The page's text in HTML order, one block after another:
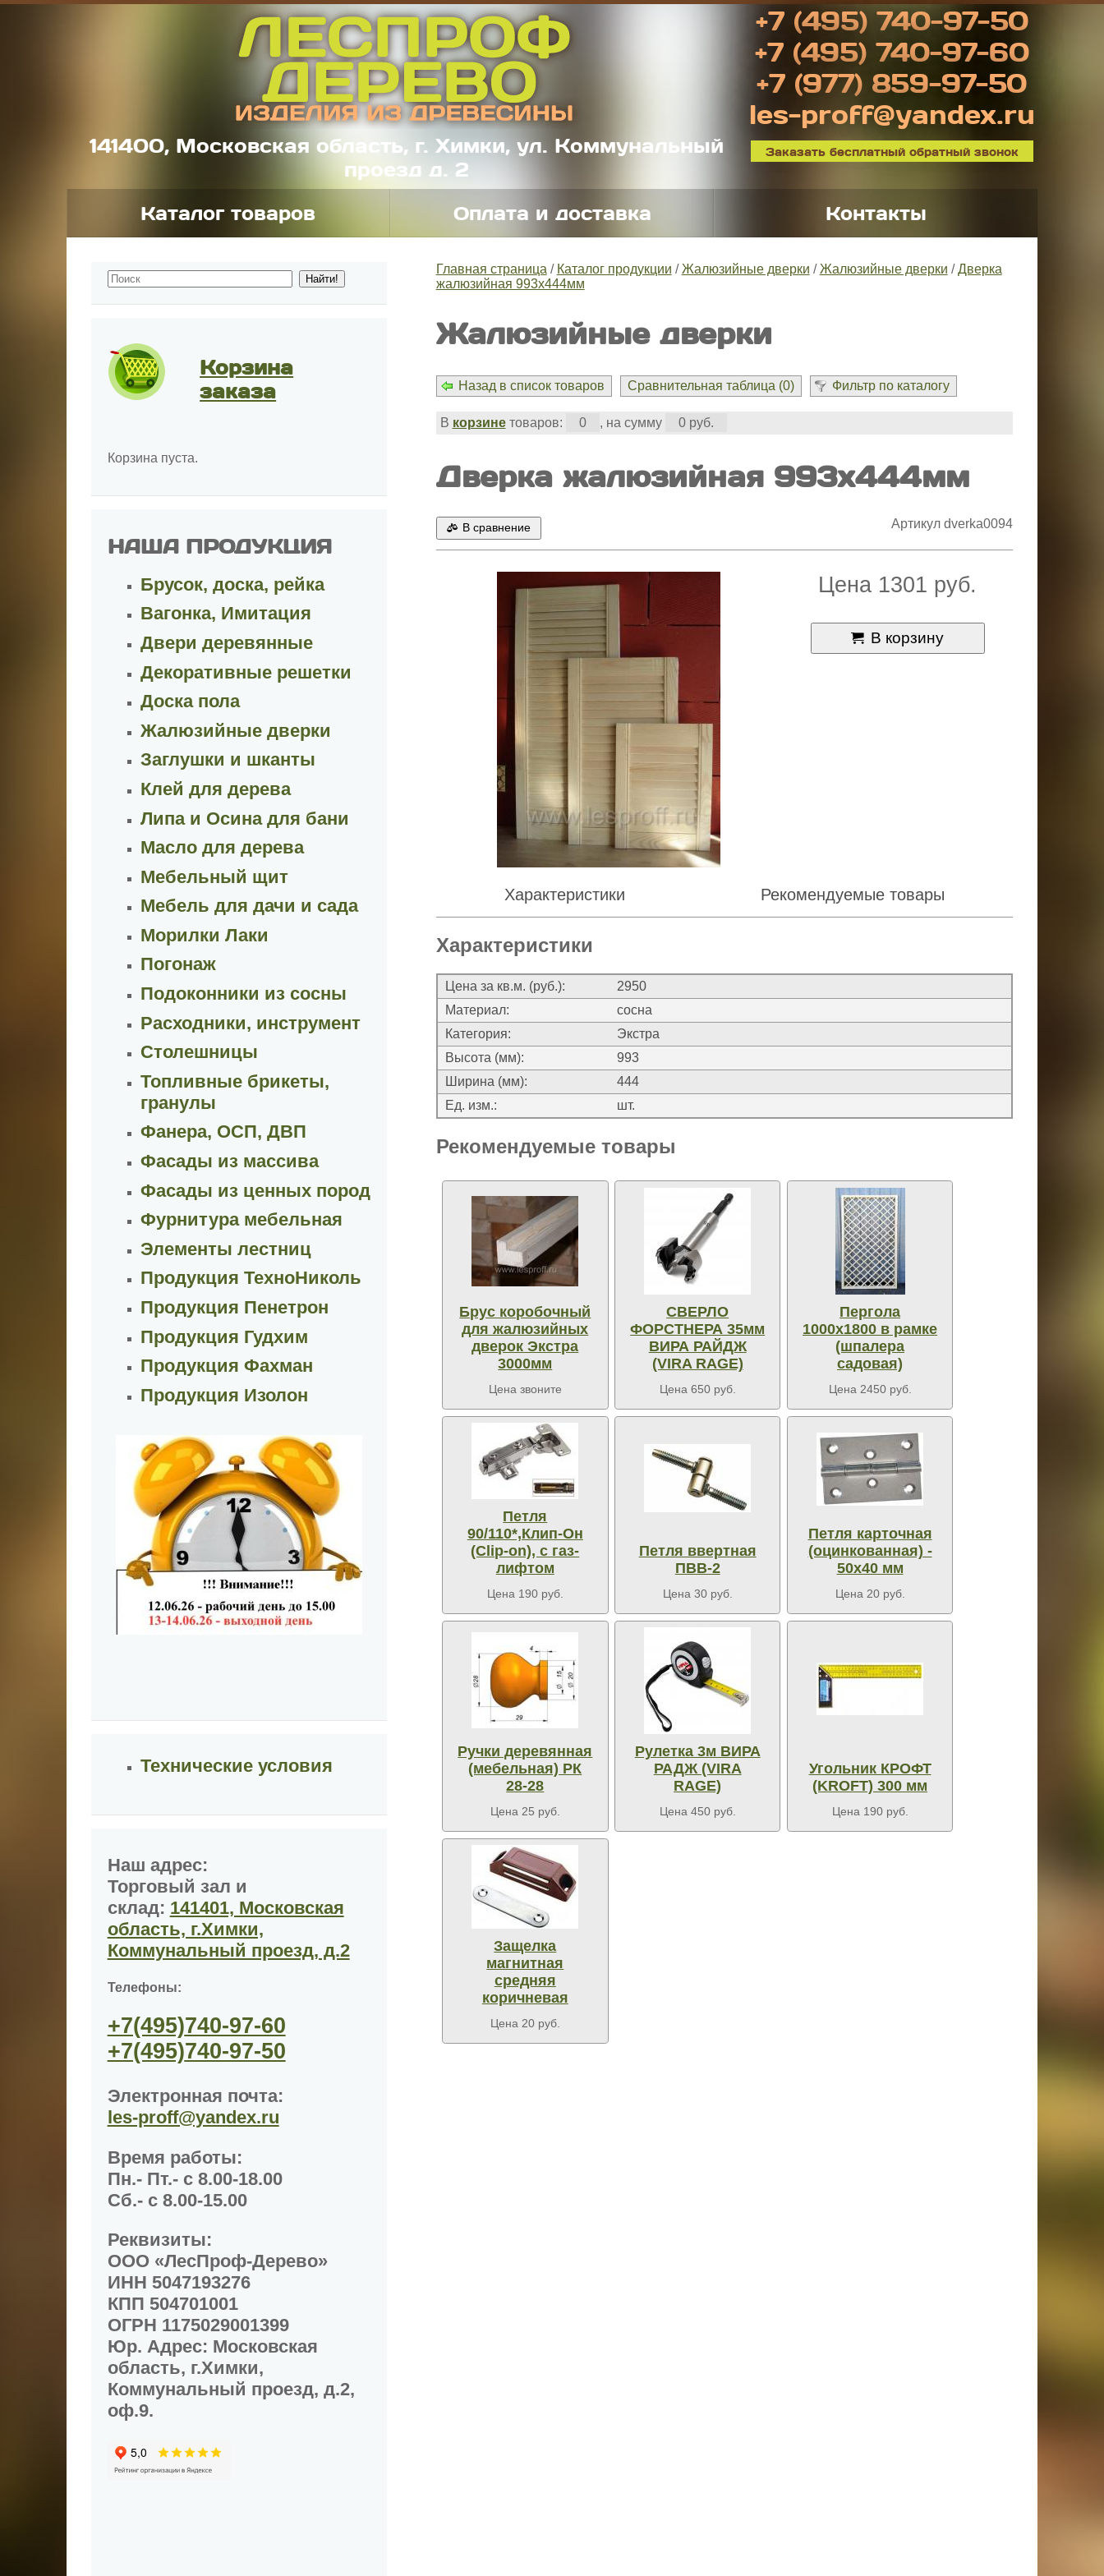
141400, Московская область, г. Химки, ул. Коммунальный
проезд д. 2
+7 (495) 740-97-50
+7 (495) 740-97-60
+7 (977) 859-97-50
les-proff@yandex.ru
Заказать бесплатный обратный звонок
Каталог товаров Оплата и доставка Контакты
Главная страница / Каталог продукции /Жалюзийные дверки /Жалюзийные дверки /Дверка
жалюзийная 993x444мм
Жалюзийные дверки
Назад в список товаров Сравнительная таблица (0) Фильтр по каталогу
В корзинетоваров: 0 , на сумму 0 руб.
Дверка жалюзийная 993x444мм
В сравнение Артикул dverka0094
Цена 1301 руб.
В корзину
Характеристики Рекомендуемые товары
Характеристики
Цена за кв.м. (руб.):
2950
Материал:
сосна
Категория:
Экстра
Высота (мм):
993
Ширина (мм):
444
Ед. изм.:
шт.
Рекомендуемые товары
Брус коробочный
для жалюзийных
дверок Экстра
3000мм
Цена звоните
СВЕРЛО
ФОРСТНЕРА 35мм
ВИРА РАЙДЖ
(VIRA RAGE)
Цена 650 руб.
Пергола
1000х1800 в рамке
(шпалера
садовая)
Цена 2450 руб.
Петля
90/110*,Клип-Он
(Clip-on), с газ-
лифтом
Цена 190 руб.
Петля ввертная
ПВВ-2
Цена 30 руб.
Петля карточная
(оцинкованная) -
50х40 мм
Цена 20 руб.
Ручки деревянная
(мебельная) РК
28-28
Цена 25 руб.
Рулетка 3м ВИРА
РАДЖ (VIRA
RAGE)
Цена 450 руб.
Угольник КРОФТ
(KROFT) 300 мм
Цена 190 руб.
Защелка
магнитная
средняя
коричневая
Цена 20 руб.
Корзина
заказа
Корзина пуста.
НАША ПРОДУКЦИЯ
Брусок, доска, рейка
Вагонка, Имитация
Двери деревянные
Декоративные решетки
Доска пола
Жалюзийные дверки
Заглушки и шканты
Клей для дерева
Липа и Осина для бани
Масло для дерева
Мебельный щит
Мебель для дачи и сада
Морилки Лаки
Погонаж
Подоконники из сосны
Расходники, инструмент
Столешницы
Топливные брикеты,
гранулы
Фанера, ОСП, ДВП
Фасады из массива
Фасады из ценных пород
Фурнитура мебельная
Элементы лестниц
Продукция ТехноНиколь
Продукция Пенетрон
Продукция Гудхим
Продукция Фахман
Продукция Изолон
Технические условия
Наш адрес:
Торговый зал и
склад: 141401, Московская
область, г.Химки,
Коммунальный проезд, д.2
Телефоны:
+7(495)740-97-60
+7(495)740-97-50
Электронная почта:
les-proff@yandex.ru
Время работы:
Пн.- Пт.- с 8.00-18.00
Сб.- с 8.00-15.00
Реквизиты:
ООО «ЛесПроф-Дерево»
ИНН 5047193276
КПП 504701001
ОГРН 1175029001399
Юр. Адрес: Московская
область, г.Химки,
Коммунальный проезд, д.2,
оф.9.